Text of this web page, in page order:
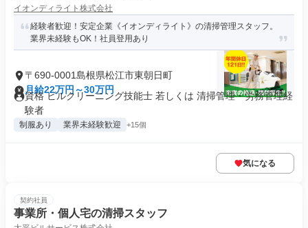
イオンディライト株式会社
経験者歓迎！安定企業《イオンディライト》の清掃管理スタッフ。
業界未経験もOK！社員登用あり
〒690-0001島根県松江市東朝日町
月給22万円～30万円
資格 ビルクリーニング技能士 若しくは 清掃管理・労務管理経
験者
制服あり 業界未経験歓迎 +15個
気になる
契約社員
事業所・個人宅の清掃スタッフ